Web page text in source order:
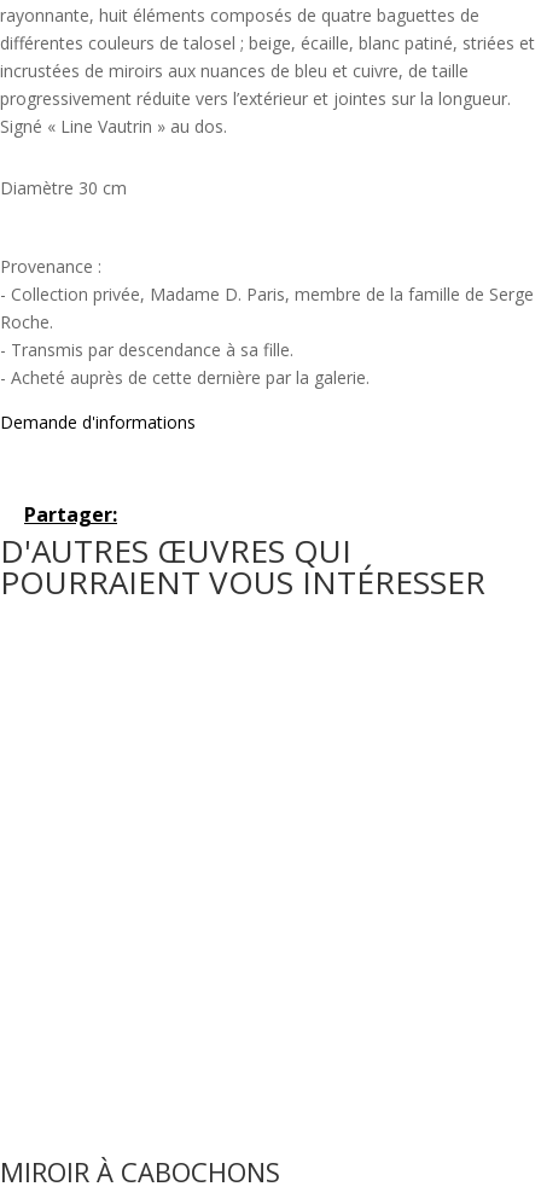
rayonnante, huit éléments composés de quatre baguettes de
différentes couleurs de talosel ; beige, écaille, blanc patiné, striées et
incrustées de miroirs aux nuances de bleu et cuivre, de taille
progressivement réduite vers l’extérieur et jointes sur la longueur.
Signé « Line Vautrin » au dos.
Diamètre 30 cm
Provenance :
- Collection privée, Madame D. Paris, membre de la famille de Serge
Roche.
- Transmis par descendance à sa fille.
- Acheté auprès de cette dernière par la galerie.
Demande d'informations
Partager:
D'AUTRES ŒUVRES QUI
POURRAIENT VOUS INTÉRESSER
MIROIR À CABOCHONS